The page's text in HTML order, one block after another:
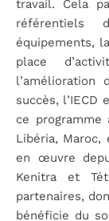
travail. Cela
référentiels
équipements,
place
succès, l’IECD
ce programme
Libéria,
en œuvre
Kenitra et
partenaires,
bénéficie du